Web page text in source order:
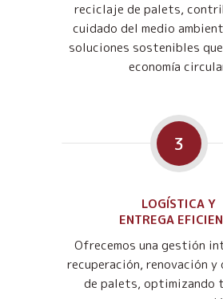
reciclaje de palets,
cuidado del medio
soluciones sostenibles
economía
3
LOGÍSTICA Y
ENTREGA
Ofrecemos una gestión
recuperación, renovación
de palets, optimizando